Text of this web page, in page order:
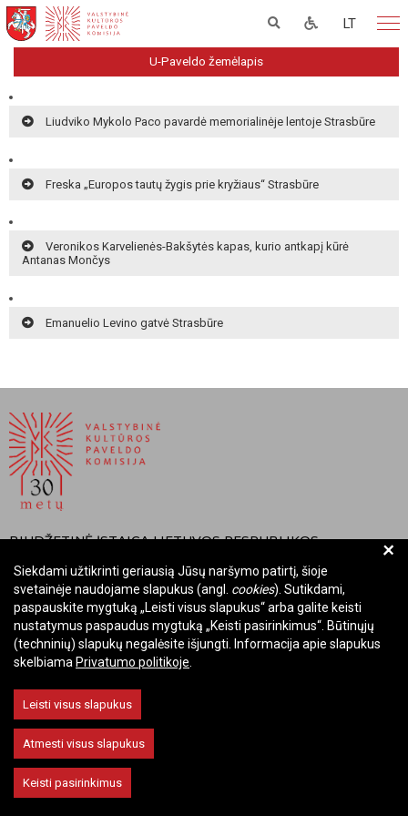
LT
U-Paveldo žemėlapis
Liudviko Mykolo Paco pavardė memorialinėje lentoje Strasbūre
Freska „Europos tautų žygis prie kryžiaus“ Strasbūre
Veronikos Karvelienės-Bakšytės kapas, kurio antkapį kūrė
Antanas Mončys
Emanuelio Levino gatvė Strasbūre
BIUDŽETINĖ ĮSTAIGA LIETUVOS RESPUBLIKOS
VALSTYBINĖ KULTŪROS PAVELDO KOMISIJA
Įmonės kodas: Juridinių asmenų registre 288700520
Adresas: Rūdninkų g. 13, 01135 Vilnius
Telefonas: +370 699 13972
El. paštas: komisija@vkpk.lt
BENDRAUKIME
Keisti slapukų nustatymus
+
Siekdami užtikrinti geriausią Jūsų naršymo patirtį, šioje
svetainėje naudojame slapukus (angl. cookies). Sutikdami,
paspauskite mygtuką „Leisti visus slapukus“ arba galite keisti
nustatymus paspaudus mygtuką „Keisti pasirinkimus“. Būtinųjų
(techninių) slapukų negalėsite išjungti. Informacija apie slapukus
skelbiama Privatumo politikoje
Leisti visus slapukus
Atmesti visus slapukus
Keisti pasirinkimus